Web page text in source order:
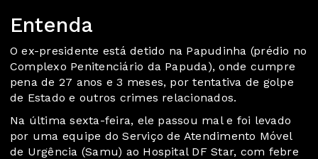
Entenda
O ex-presidente está detido na Papudinha (prédio no
Complexo Penitenciário da Papuda), onde cumpre
pena de 27 anos e 3 meses, por tentativa de golpe
de Estado e outros crimes relacionados.
Na última sexta-feira, ele passou mal e foi levado
por uma equipe do Serviço de Atendimento Móvel
de Urgência (Samu) ao Hospital DF Star, com febre